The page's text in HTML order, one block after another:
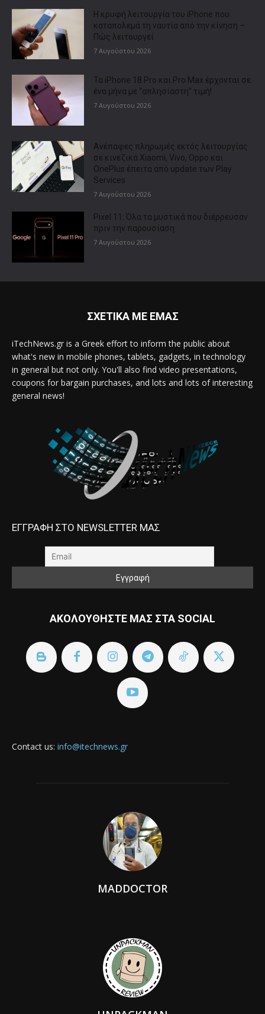
Η κρυφή λειτουργία του iPhone που
καταπολεμά τη ναυτία από την κίνηση –
Πώς λειτουργεί
7 Αυγούστου 2026
Τα iPhone 18 Pro και Pro Max έρχονται σε
ένα μήνα με “απλησίαστη” τιμή!
7 Αυγούστου 2026
Ανέπαφες πληρωμές εκτός λειτουργίας
σε κινεζικά Xiaomi, Vivo, Oppo και
OnePlus έπειτα από update των Play
Services
7 Αυγούστου 2026
Pixel 11: Όλα τα μυστικά που διέρρευσαν
πριν την παρουσίαση
7 Αυγούστου 2026
ΣΧΕΤΙΚΑ ΜΕ ΕΜΑΣ
iTechNews.gr is a Greek effort to inform the public about
what's new in mobile phones, tablets, gadgets, in technology
in general but not only. You'll also find video presentations,
coupons for bargain purchases, and lots and lots of interesting
general news!
ΕΓΓΡΑΦΗ ΣΤΟ NEWSLETTER ΜΑΣ
ΑΚΟΛΟΥΘΗΣΤΕ ΜΑΣ ΣΤΑ SOCIAL
Contact us: info@itechnews.gr
MADDOCTOR